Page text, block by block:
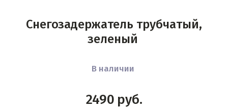
Снегозадержатель трубчатый,
зеленый
В наличии
2490 руб.